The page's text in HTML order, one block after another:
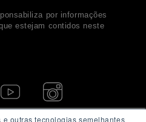
outras tecnologias semelhantes
por informações
estejam contidos neste